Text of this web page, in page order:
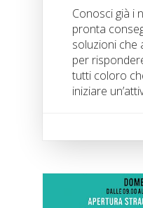
Conosci già i
pronta
soluzioni che
per
tutti coloro
iniziare